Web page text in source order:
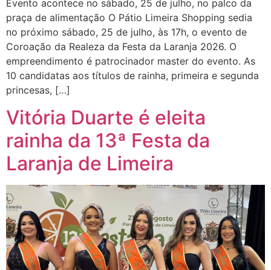
Evento acontece no sábado, 25 de julho, no palco da
praça de alimentação O Pátio Limeira Shopping sedia
no próximo sábado, 25 de julho, às 17h, o evento de
Coroação da Realeza da Festa da Laranja 2026. O
empreendimento é patrocinador master do evento. As
10 candidatas aos títulos de rainha, primeira e segunda
princesas, […]
Vitória Duarte é eleita
rainha da 13ª Festa da
Laranja de Limeira